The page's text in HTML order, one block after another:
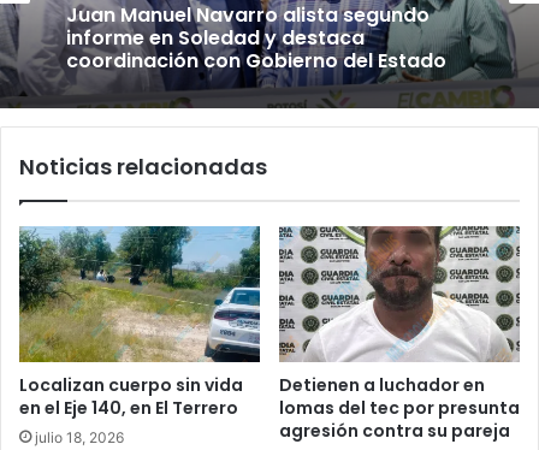
Juan Manuel Navarro alista segundo
informe en Soledad y destaca
coordinación con Gobierno del Estado
Noticias relacionadas
Localizan cuerpo sin vida
en el Eje 140, en El Terrero
julio 18, 2026
Detienen a luchador en
lomas del tec por presunta
agresión contra su pareja